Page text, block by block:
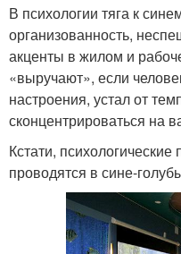
В психологии тяга к
организованность,
акценты в жилом и
«выручают», если
настроения, устал от
сконцентрироваться на
Кстати,
проводятся в сине-